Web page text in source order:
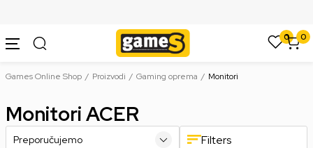
0 0
Games Online Shop Proizvodi Gaming oprema Monitori
Monitori ACER
Filters